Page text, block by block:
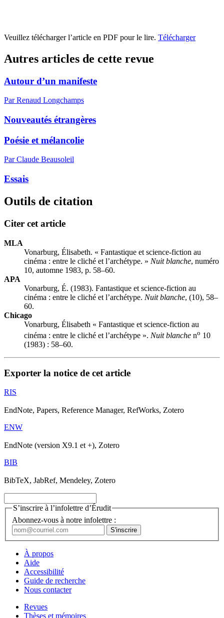
Veuillez télécharger l’article en PDF pour le lire. Télécharger
Autres articles de cette revue
Autour d’un manifeste
Par Renaud Longchamps
Nouveautés étrangères
Poésie et mélancolie
Par Claude Beausoleil
Essais
Outils de citation
Citer cet article
MLA
Vonarburg, Élisabeth. « Fantastique et science-fiction au
cinéma : entre le cliché et l’archétype. » Nuit blanche, numéro
10, automne 1983, p. 58–60.
APA
Vonarburg, É. (1983). Fantastique et science-fiction au
cinéma : entre le cliché et l’archétype. Nuit blanche, (10), 58–
60.
Chicago
Vonarburg, Élisabeth « Fantastique et science-fiction au
cinéma : entre le cliché et l’archétype ». Nuit blanche no 10
(1983) : 58–60.
Exporter la notice de cet article
RIS
EndNote, Papers, Reference Manager, RefWorks, Zotero
ENW
EndNote (version X9.1 et +), Zotero
BIB
BibTeX, JabRef, Mendeley, Zotero
S’inscrire à l’infolettre d’Érudit
Abonnez-vous à notre infolettre :
À propos
Aide
Accessibilité
Guide de recherche
Nous contacter
Revues
Thèses et mémoires